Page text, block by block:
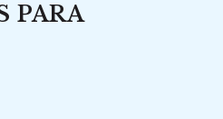
PARA